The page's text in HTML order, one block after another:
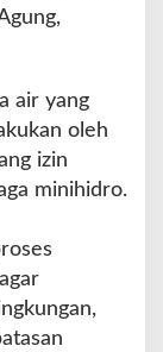
air yang
oleh
izin
minihidro.